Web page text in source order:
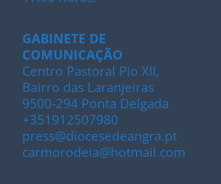
GABINETE DE
COMUNICAÇÃO
Centro Pastoral Pio XII,
Bairro das Laranjeiras
9500-294 Ponta Delgada
+351912507980
press@diocesedeangra.pt
carmorodeia@hotmail.com